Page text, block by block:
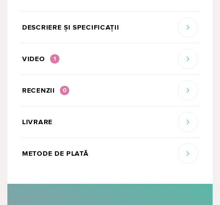
DESCRIERE ȘI SPECIFICAȚII
VIDEO 1
RECENZII 0
LIVRARE
METODE DE PLATĂ